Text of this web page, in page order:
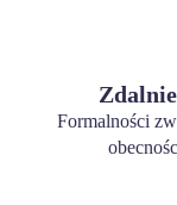
Formalności